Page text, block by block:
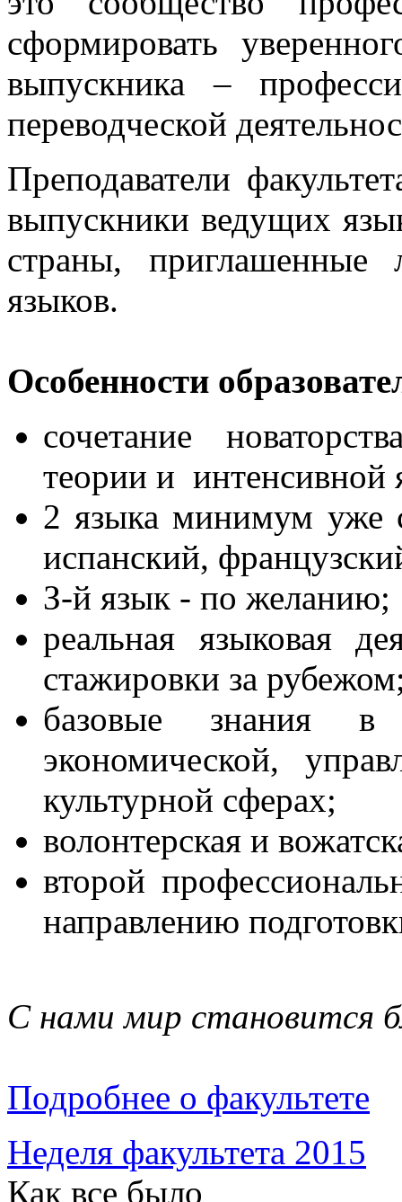
сформировать
выпускника –
переводческой
Преподаватели
выпускники ведущих
страны, приглашенные
языков.
Особенности
сочетание
теории и интенсивной
2 языка минимум уже
испанский,
З-й язык - по желанию;
реальная языковая
стажировки за
базовые знания в
экономической,
культурной сферах;
волонтерская и
второй
направлению
C нами мир становится
Подробнее о факультете
Неделя факультета 2015
Как все было